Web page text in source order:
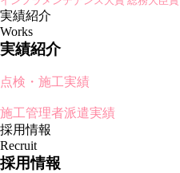
実績紹介
Works
実績紹介
点検・施工実績
施工管理者派遣実績
採用情報
Recruit
採用情報